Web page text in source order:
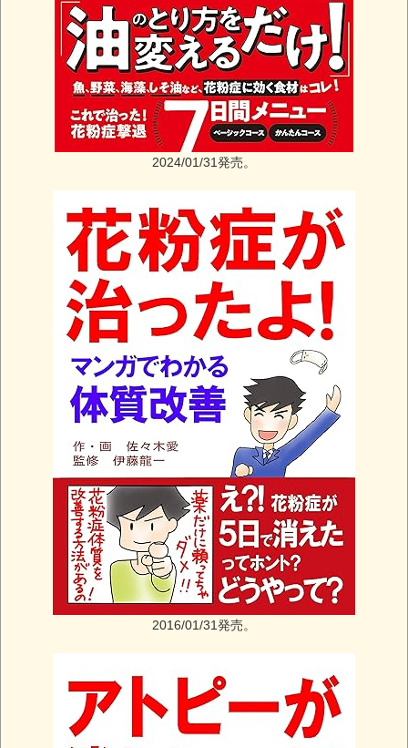
2024/01/31発売。
2016/01/31発売。